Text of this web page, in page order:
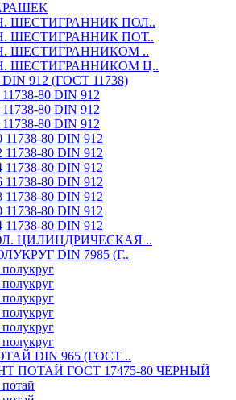
ШЕСТИГРАННИК ПОЛ..
ШЕСТИГРАННИК ПОТ..
ШЕСТИГРАННИКОМ ..
ШЕСТИГРАННИКОМ Ц..
912 (ГОСТ 11738)
80 DIN 912
80 DIN 912
80 DIN 912
80 DIN 912
80 DIN 912
80 DIN 912
80 DIN 912
80 DIN 912
80 DIN 912
80 DIN 912
ЦИЛИНДРИЧЕСКАЯ ..
DIN 7985 (Г..
DIN 965 (ГОСТ ..
ПОТАЙ ГОСТ 17475-80 ЧЕРНЫЙ